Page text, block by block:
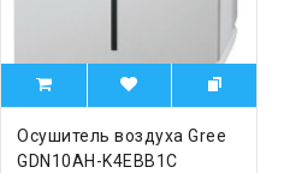
Осушитель воздуха Gree
GDN10AH-K4EBB1C